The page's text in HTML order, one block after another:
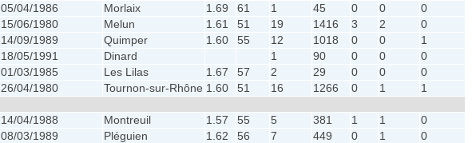
05/04/1986 Morlaix 1.69 61 1 45 0 0
0
15/06/1980 Melun 1.61 51 19 1416 3 2
0
14/09/1989 Quimper 1.60 55 12 1018 0 0
1
18/05/1991 Dinard 1 90 0 0
0
01/03/1985 Les Lilas 1.67 57 2 29 0 0
0
26/04/1980 Tournon-sur-Rhône 1.60 51 16 1266 0 1
1
14/04/1988 Montreuil 1.57 55 5 381 1 1
0
08/03/1989 Pléguien 1.62 56 7 449 0 1
0